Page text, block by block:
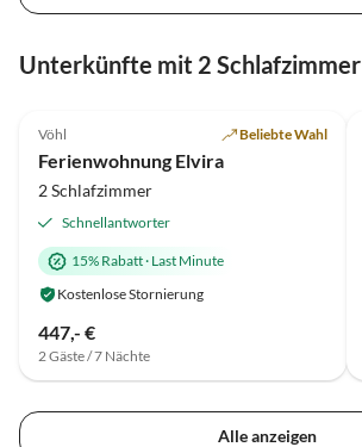
Unterkünfte mit 2 Schlafzimmer
Vöhl Beliebte Wahl
Ferienwohnung Elvira
2 Schlafzimmer
Schnellantworter
15% Rabatt· Last Minute
Kostenlose Stornierung
447,- €
2 Gäste / 7 Nächte
Alle anzeigen